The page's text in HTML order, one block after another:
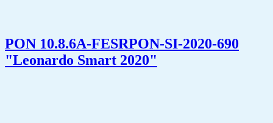
PON 10.8.6A-FESRPON-SI-2020-690
"Leonardo Smart 2020"